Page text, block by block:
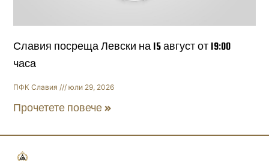
Славия посреща Левски на 15 август от 19:00
часа
ПФК Славия юли 29, 2026
Прочетете повече »